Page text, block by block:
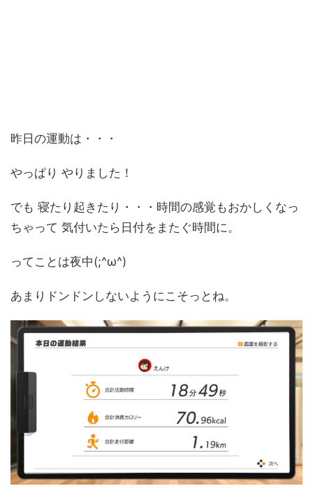
昨日の運動は・・・
やっぱり やりました！
でも 寝たり起きたり・・・時間の感覚もおかしくなっ
ちゃって 気付いたら日付をまたぐ時間に。
ってことは夜中(;^ω^)
あまりドンドンしないようにこそっとね。